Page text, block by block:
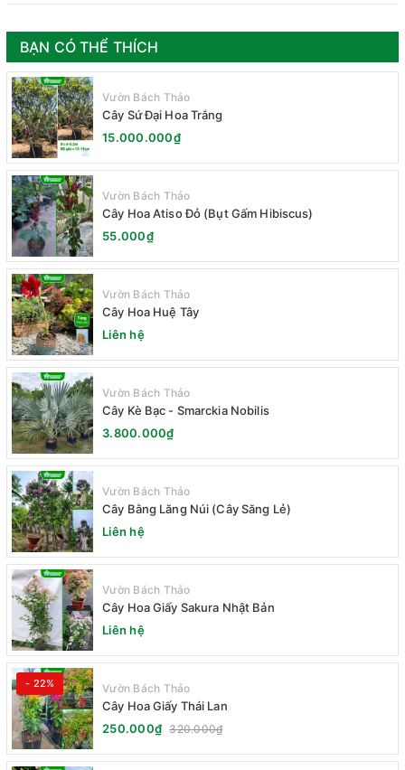
BẠN CÓ THỂ THÍCH
Vườn Bách Thảo
Cây Sứ Đại Hoa Trắng
15.000.000₫
Vườn Bách Thảo
Cây Hoa Atiso Đỏ (Bụt Gấm Hibiscus)
55.000₫
Vườn Bách Thảo
Cây Hoa Huệ Tây
Liên hệ
Vườn Bách Thảo
Cây Kè Bạc - Smarckia Nobilis
3.800.000₫
Vườn Bách Thảo
Cây Bằng Lăng Núi (Cây Săng Lẻ)
Liên hệ
Vườn Bách Thảo
Cây Hoa Giấy Sakura Nhật Bản
Liên hệ
- 22% Vườn Bách Thảo
Cây Hoa Giấy Thái Lan
250.000₫ 320.000₫